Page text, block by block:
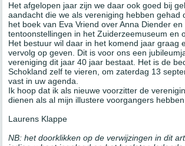
Het afgelopen jaar zijn we daar ook goed bij
aandacht die we als vereniging hebben gehad
het boek van Eva Vriend over Anna Diender
tentoonstellingen in het Zuiderzeemuseum en
Het bestuur wil daar in het komend jaar graag
vervolg op geven. Dit is voor ons een
vereniging dit jaar 40 jaar bestaat. Het is de
Schokland zelf te vieren, om zaterdag 13
vast in uw agenda.
Ik hoop dat ik als nieuwe voorzitter de
dienen als al mijn illustere voorgangers
Laurens Klappe
NB: het doorklikken op de verwijzingen in dit